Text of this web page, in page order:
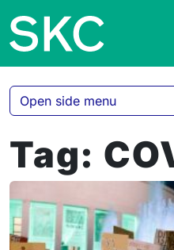
Tag:
Open side menu